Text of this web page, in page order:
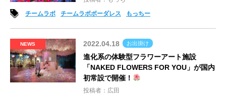
チームラボ
チームラボボーダレス もっちー
NEWS 2022.04.18 お出掛け
進化系の体験型フラワーアート施設
「NAKED FLOWERS FOR YOU」が国内
初常設で開催！
投稿者：広田